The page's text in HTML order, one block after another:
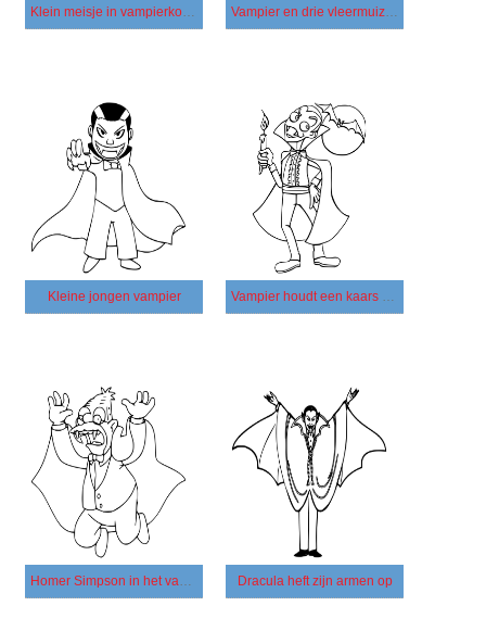
Klein meisje in vampierkostuum Vampier en drie vleermuizen
Kleine jongen vampier Vampier houdt een kaars vast
Homer Simpson in het vampierkostuum Dracula heft zijn armen op